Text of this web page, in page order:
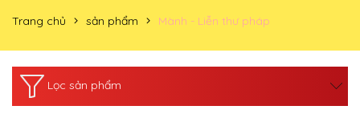
Trang chủ sản phẩm Mành - Liễn thư pháp
Lọc sản phẩm